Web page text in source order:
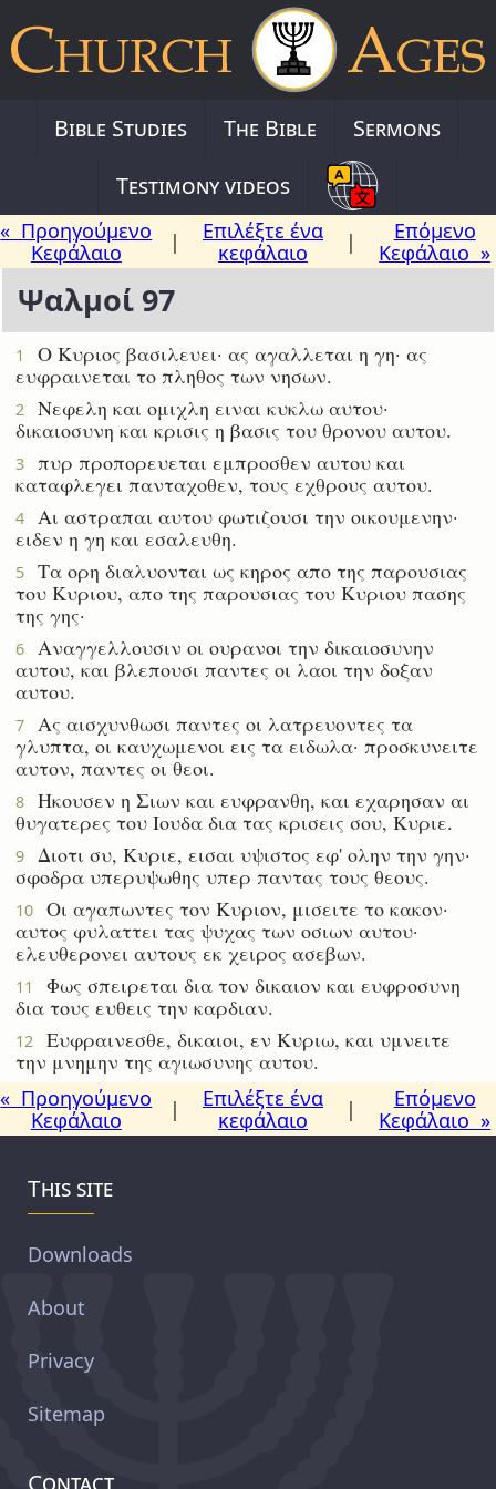
Bible Studies The Bible
Sermons
Testimony videos
« Προηγούμενο
Κεφάλαιο
|
Επιλέξτε ένα
κεφάλαιο
|
Επόμενο
Κεφάλαιο »
Ψαλμοί 97
1
Ο Κυριος βασιλευει· ας αγαλλεται η γη· ας
ευφραινεται το πληθος των νησων.
2
Νεφελη και ομιχλη ειναι κυκλω αυτου·
δικαιοσυνη και κρισις η βασις του θρονου αυτου.
3
πυρ προπορευεται εμπροσθεν αυτου και
καταφλεγει πανταχοθεν, τους εχθρους αυτου.
4
Αι αστραπαι αυτου φωτιζουσι την οικουμενην·
ειδεν η γη και εσαλευθη.
5
Τα ορη διαλυονται ως κηρος απο της παρουσιας
του Κυριου, απο της παρουσιας του Κυριου πασης
της γης·
6
Αναγγελλουσιν οι ουρανοι την δικαιοσυνην
αυτου, και βλεπουσι παντες οι λαοι την δοξαν
αυτου.
7
Ας αισχυνθωσι παντες οι λατρευοντες τα
γλυπτα, οι καυχωμενοι εις τα ειδωλα· προσκυνειτε
αυτον, παντες οι θεοι.
8
Ηκουσεν η Σιων και ευφρανθη, και εχαρησαν αι
θυγατερες του Ιουδα δια τας κρισεις σου, Κυριε.
9
Διοτι συ, Κυριε, εισαι υψιστος εφ' ολην την γην·
σφοδρα υπερυψωθης υπερ παντας τους θεους.
10
Οι αγαπωντες τον Κυριον, μισειτε το κακον·
αυτος φυλαττει τας ψυχας των οσιων αυτου·
ελευθερονει αυτους εκ χειρος ασεβων.
11
Φως σπειρεται δια τον δικαιον και ευφροσυνη
δια τους ευθεις την καρδιαν.
12
Ευφραινεσθε, δικαιοι, εν Κυριω, και υμνειτε
την μνημην της αγιωσυνης αυτου.
« Προηγούμενο
Κεφάλαιο
|
Επιλέξτε ένα
κεφάλαιο
|
Επόμενο
Κεφάλαιο »
This site
Downloads
About
Privacy
Sitemap